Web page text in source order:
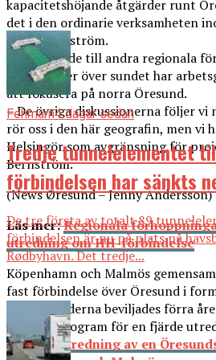
kapacitetshöjande åtgärder runt
det i den ordinarie verksamheten
Peter Bernström.
I förhållande till andra regionala
förbindelser över sundet har
att fokusera på norra Öresund.
– De övriga diskussionerna följer
rör oss i den här geografin, men vi
Helsingör som avgränsning för
Bernström.
(News Øresund – Jenny Andersson)
Läs mer:Regionala
utredning om HH-förbindelse
Köpenhamn och Malmös
fast förbindelse över Öresund i
mellan städerna beviljades förra
Interregprogram för en fjärde
Fortsatt utredning av en
Fehmarn4 dagar sedan
Tredje tunnelelementet
förbindelsen har sänkts
De tre första av totalt 89
förbindelsen är nu på plats på
Rødbyhavn. Det tredje...